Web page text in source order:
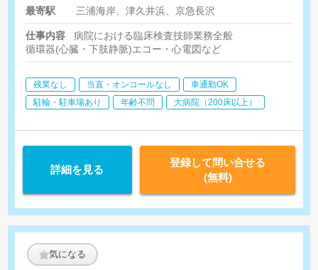
最寄駅
三浦海岸、津久井浜、京急長沢
仕事内容
病院における臨床検査技師業務全般
循環器(心臓・下肢静脈)エコー・心電図など
残業なし 当直・オンコールなし
車通勤OK
駐輪・駐車場あり
年齢不問 大病院（200床以上）
詳細を見る
登録して問い合せる
(無料)
気になる